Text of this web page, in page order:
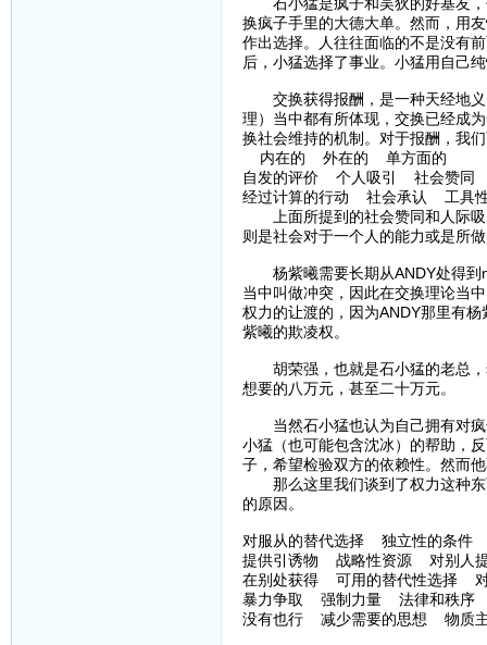
换疯子手里的大德大单。然而，用
作出选择。人往往面临的不是没有
后，小猛选择了事业。小猛用自己
交换获得报酬，是一种天经地义
理）当中都有所体现，交换已经成
换社会维持的机制。对于报酬，我
内在的 外在的 单方面的
自发的评价 个人吸引 社会赞同
经过计算的行动 社会承认 工具
上面所提到的社会赞同和人际吸
则是社会对于一个人的能力或是所
杨紫曦需要长期从ANDY处得到
当中叫做冲突，因此在交换理论当
权力的让渡的，因为ANDY那里有
紫曦的欺凌权。
胡荣强，也就是石小猛的老总，
想要的八万元，甚至二十万元。
当然石小猛也认为自己拥有对疯
小猛（也可能包含沈冰）的帮助，
子，希望检验双方的依赖性。然而
那么这里我们谈到了权力这种东
的原因。
对服从的替代选择 独立性的条
提供引诱物 战略性资源 对别人
在别处获得 可用的替代性选择
暴力争取 强制力量 法律和秩序
没有也行 减少需要的思想 物质